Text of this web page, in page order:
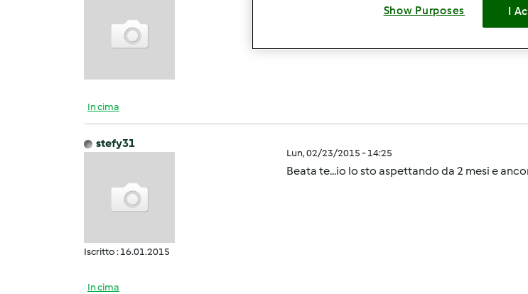
Meglio, i commento positivi ogni tanto si
In cima
stefy31
Iscritto : 16.01.2015
Lun, 02/23/2015 - 14:25
Beata te...io lo sto aspettando da 2 mesi e
In cima
Show Purposes I